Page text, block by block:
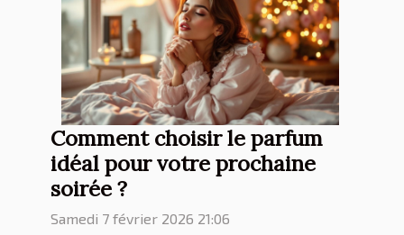
Comment choisir le parfum
idéal pour votre prochaine
soirée ?
Samedi 7 février 2026 21:06